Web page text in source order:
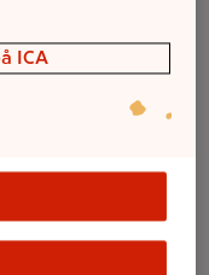
ICA